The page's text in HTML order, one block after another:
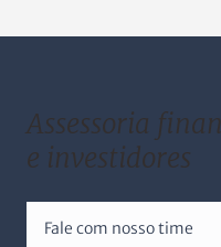
Assessoria
e investidores
Fale com nosso time